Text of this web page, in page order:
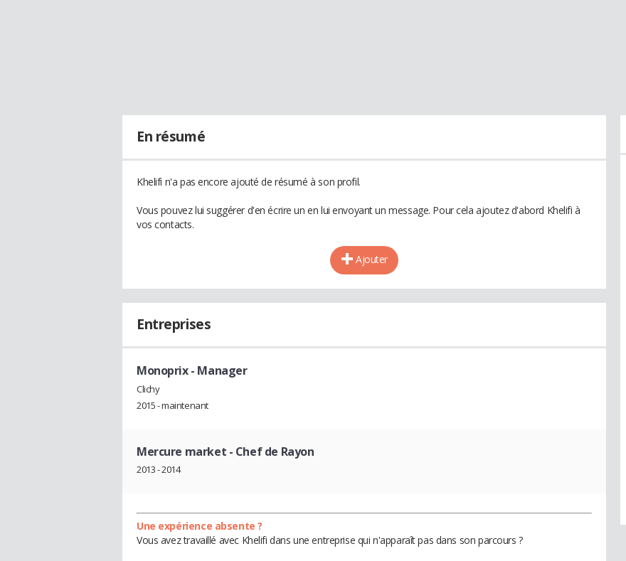
En résumé
Khelifi n'a pas encore ajouté de résumé à son profil.
Vous pouvez lui suggérer d'en écrire un en lui envoyant un message. Pour cela ajoutez d'abord Khelifi à
vos contacts.
Ajouter
Entreprises
Monoprix- Manager
Clichy
2015 - maintenant
Mercure market - Chef de Rayon
2013 - 2014
Une expérience absente ?
Vous avez travaillé avec Khelifi dans une entreprise qui n'apparaît pas dans son parcours ?